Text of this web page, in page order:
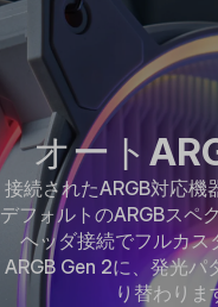
オート
接続されたARGB対応機
デフォルトのARGBスペ
ヘッダ接続でフルカス
ARGB Gen 2に、発光パ
り替わりま